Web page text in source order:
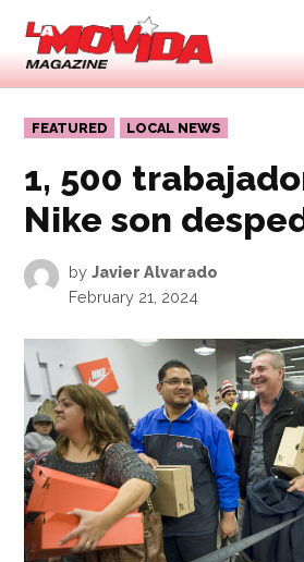
Skip
content
POSTED
IN
FEATURED LOCAL NEWS
1, 500
Nike son
by Javier Alvarado
February 21, 2024